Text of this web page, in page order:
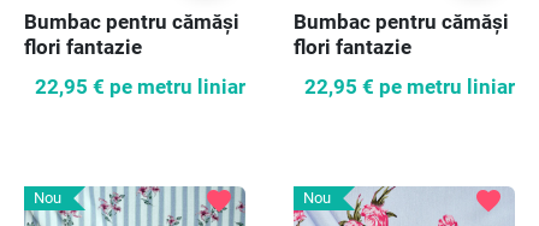
Bumbac pentru cămăși
flori fantazie
22,95 € pe metru liniar
Bumbac pentru cămăși
flori fantazie
22,95 € pe metru liniar
Nou favorite Nou favorite